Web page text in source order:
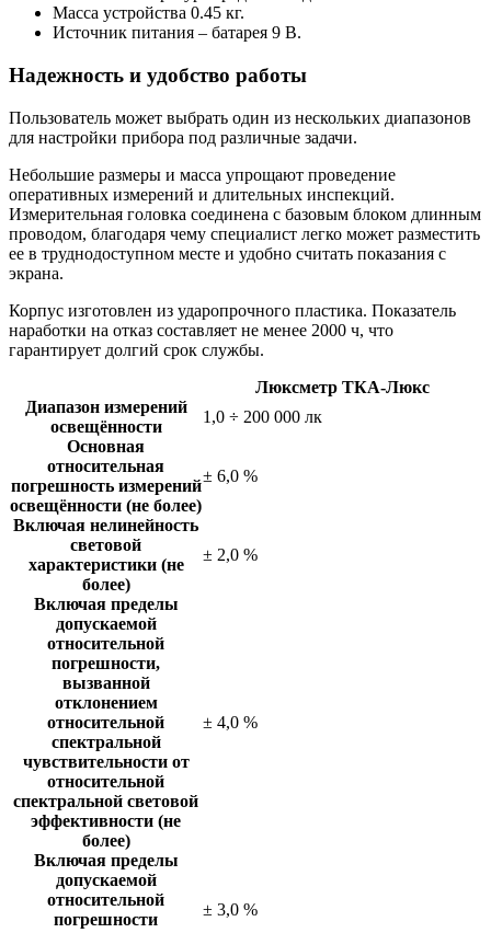
Масса устройства 0.45 кг.
Источник питания – батарея 9 В.
Надежность и удобство работы
Пользователь может выбрать один из нескольких диапазонов
для настройки прибора под различные задачи.
Небольшие размеры и масса упрощают проведение
оперативных измерений и длительных инспекций.
Измерительная головка соединена с базовым блоком длинным
проводом, благодаря чему специалист легко может разместить
ее в труднодоступном месте и удобно считать показания с
экрана.
Корпус изготовлен из ударопрочного пластика. Показатель
наработки на отказ составляет не менее 2000 ч, что
гарантирует долгий срок службы.
Люксметр ТКА-Люкс
Диапазон измерений
освещённости
1,0 ÷ 200 000 лк
Основная
относительная
погрешность измерений
освещённости (не более)
± 6,0 %
Включая нелинейность
световой
характеристики (не
более)
± 2,0 %
Включая пределы
допускаемой
относительной
погрешности,
вызванной
отклонением
относительной
спектральной
чувствительности от
относительной
спектральной световой
эффективности (не
более)
± 4,0 %
Включая пределы
допускаемой
относительной
погрешности
± 3,0 %